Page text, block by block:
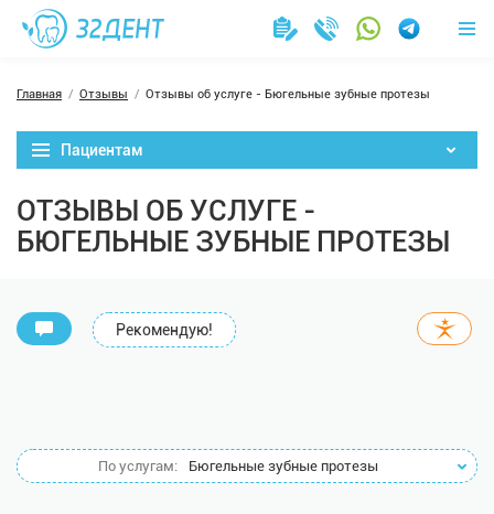
Главная Отзывы Отзывы об услуге - Бюгельные зубные протезы
Пациентам
ОТЗЫВЫ ОБ УСЛУГЕ -
БЮГЕЛЬНЫЕ ЗУБНЫЕ ПРОТЕЗЫ
Рекомендую!
По услугам: Бюгельные зубные протезы